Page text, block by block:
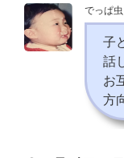
でっぱ虫
子
話
お
方